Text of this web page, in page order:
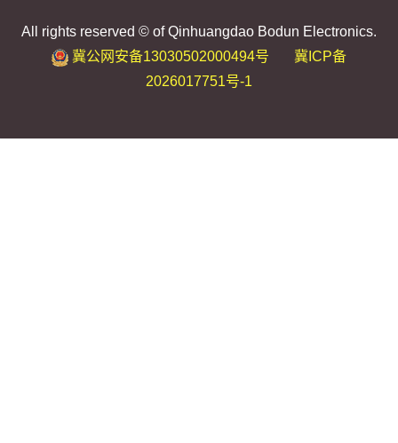
All rights reserved © of Qinhuangdao Bodun Electronics.
冀公网安备13030502000494号
冀ICP备
2026017751号-1